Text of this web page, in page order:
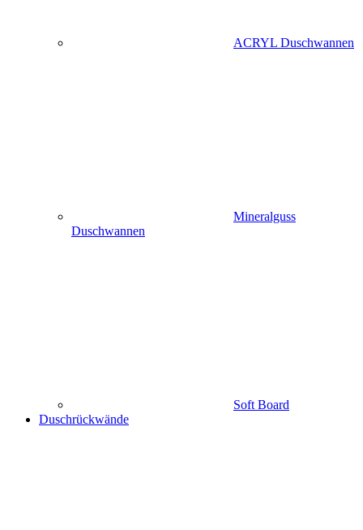
ACRYL Duschwannen
Mineralguss
Duschwannen
Soft Board
Duschrückwände